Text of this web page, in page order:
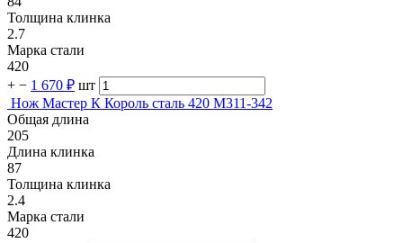
Толщина клинка
2.7
Марка стали
420
+ − 1 670 ₽ шт
Нож Мастер К Король сталь 420 M311-342
Общая длина
205
Длина клинка
87
Толщина клинка
2.4
Марка стали
420